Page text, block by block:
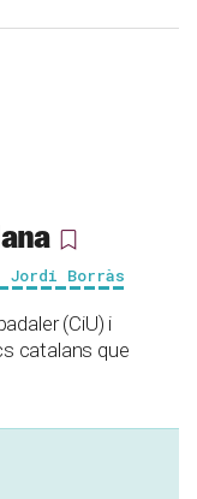
Borràs
(CiU) i
catalans que